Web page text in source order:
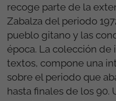
recoge parte de la
Zabalza del periodo
pueblo gitano y las
época. La colección
textos, compone una
sobre el periodo que
hasta finales de los 90.